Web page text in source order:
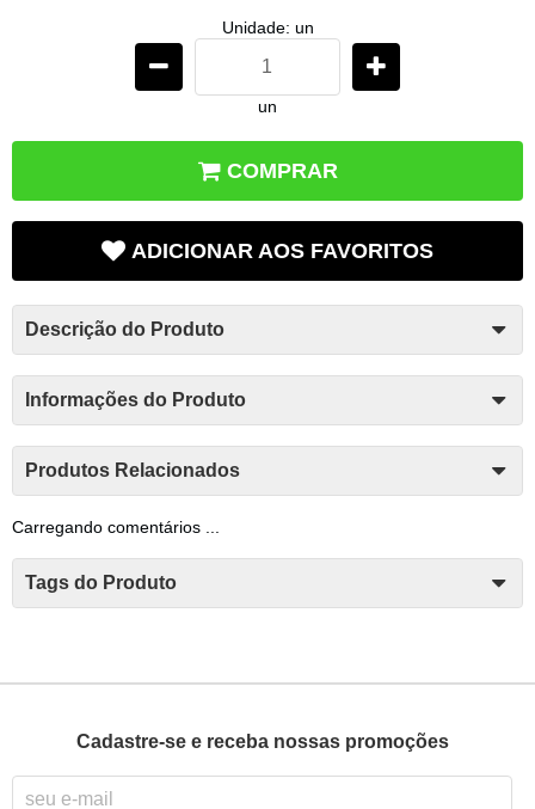
Unidade: un
un
COMPRAR
ADICIONAR AOS FAVORITOS
Descrição do Produto
Informações do Produto
Produtos Relacionados
Carregando comentários ...
Tags do Produto
Cadastre-se e receba nossas promoções